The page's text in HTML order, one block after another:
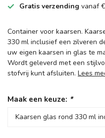
Gratis verzending vanaf
Container voor kaarsen.
330 ml inclusief een zilveren
uw eigen kaarsen in glas te
Wordt geleverd met een
stofvrij kunt afsluiten. Lees
Maak een keuze: *